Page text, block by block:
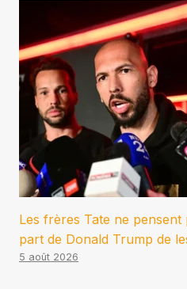
Les frères Tate ne pensent
part de Donald Trump de
5 août 2026